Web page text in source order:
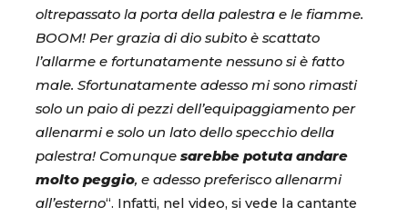
oltrepassato la porta della palestra e le fiamme.
BOOM! Per grazia di dio subito è scattato
l’allarme e fortunatamente nessuno si è fatto
male. Sfortunatamente adesso mi sono rimasti
solo un paio di pezzi dell’equipaggiamento per
allenarmi e solo un lato dello specchio della
palestra! Comunque sarebbe potuta andare
molto peggio, e adesso preferisco allenarmi
all’esterno“. Infatti, nel video, si vede la cantante